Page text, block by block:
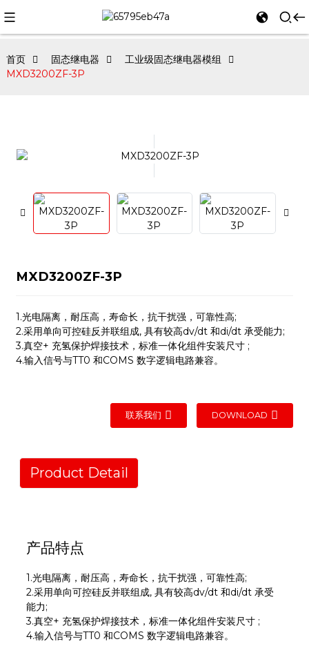
首页 固态继电器
工业级固态继电器模组
MXD3200ZF-3P
MXD3200ZF-3P
1.光电隔离，耐压高，寿命长，抗干扰强，可靠性高;
2.采用单向可控硅反并联组成, 具有较高dv/dt 和di/dt 承受能力;
3.真空+ 充氢保护焊接技术，标准一体化组件安装尺寸 ;
4.输入信号与TT0 和COMS 数字逻辑电路兼容。
联系我们 DOWNLOAD
Product Detail
产品特点
1.光电隔离，耐压高，寿命长，抗干扰强，可靠性高;
2.采用单向可控硅反并联组成, 具有较高dv/dt 和di/dt 承受
能力;
3.真空+ 充氢保护焊接技术，标准一体化组件安装尺寸 ;
4.输入信号与TT0 和COMS 数字逻辑电路兼容。